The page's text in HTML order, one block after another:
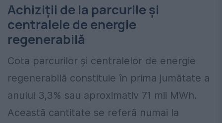
Achiziții de la parcurile și
centralele de energie
regenerabilă
Cota parcurilor și centralelor de energie
regenerabilă constituie în prima jumătate a
anului 3,3% sau aproximativ 71 mii MWh.
Această cantitate se referă numai la